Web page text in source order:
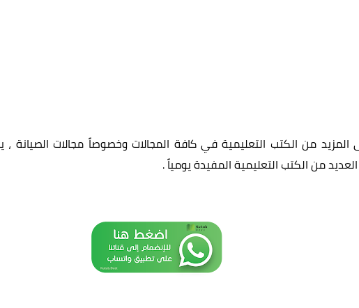
من الكتب التعليمية في كافة المجالات وخصوصاً مجالات الصيانة ،
من الكتب التعليمية المفيدة يومياً.